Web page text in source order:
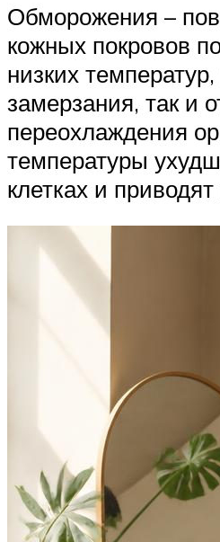
Обморожения –
кожных покровов
низких
замерзания, так и
переохлаждения
температуры
клетках и